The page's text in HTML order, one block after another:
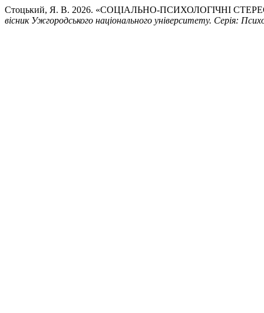
Стоцький, Я. В. 2026. «СОЦІАЛЬНО-ПСИХОЛОГІЧНІ
вісник Ужгородського національного університету. Серія: